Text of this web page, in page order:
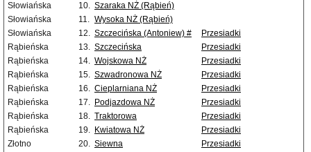
Słowiańska
10. Szaraka NŻ (Rąbień)
Słowiańska
11. Wysoka NŻ (Rąbień)
Słowiańska
12. Szczecińska (Antoniew) #
Przesiadki
Rąbieńska
13. Szczecińska
Przesiadki
Rąbieńska
14. Wojskowa NŻ
Przesiadki
Rąbieńska
15. Szwadronowa NŻ
Przesiadki
Rąbieńska
16. Cieplarniana NŻ
Przesiadki
Rąbieńska
17. Podjazdowa NŻ
Przesiadki
Rąbieńska
18. Traktorowa
Przesiadki
Rąbieńska
19. Kwiatowa NŻ
Przesiadki
Złotno
20. Siewna
Przesiadki